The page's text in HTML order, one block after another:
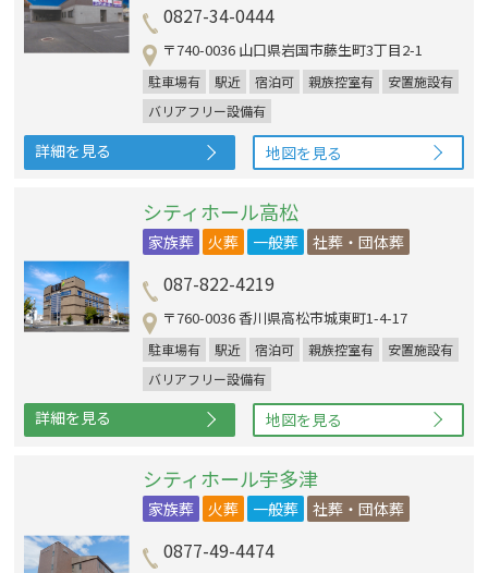
0827-34-0444
〒740-0036 山口県岩国市藤生町3丁目2-1
駐車場有 駅近 宿泊可 親族控室有
安置施設有
バリアフリー設備有
詳細を見る 地図を見る
シティホール高松
家族葬 火葬 一般葬 社葬・団体葬
087-822-4219
〒760-0036 香川県高松市城東町1-4-17
駐車場有 駅近 宿泊可 親族控室有
安置施設有
バリアフリー設備有
詳細を見る 地図を見る
シティホール宇多津
家族葬 火葬 一般葬 社葬・団体葬
0877-49-4474